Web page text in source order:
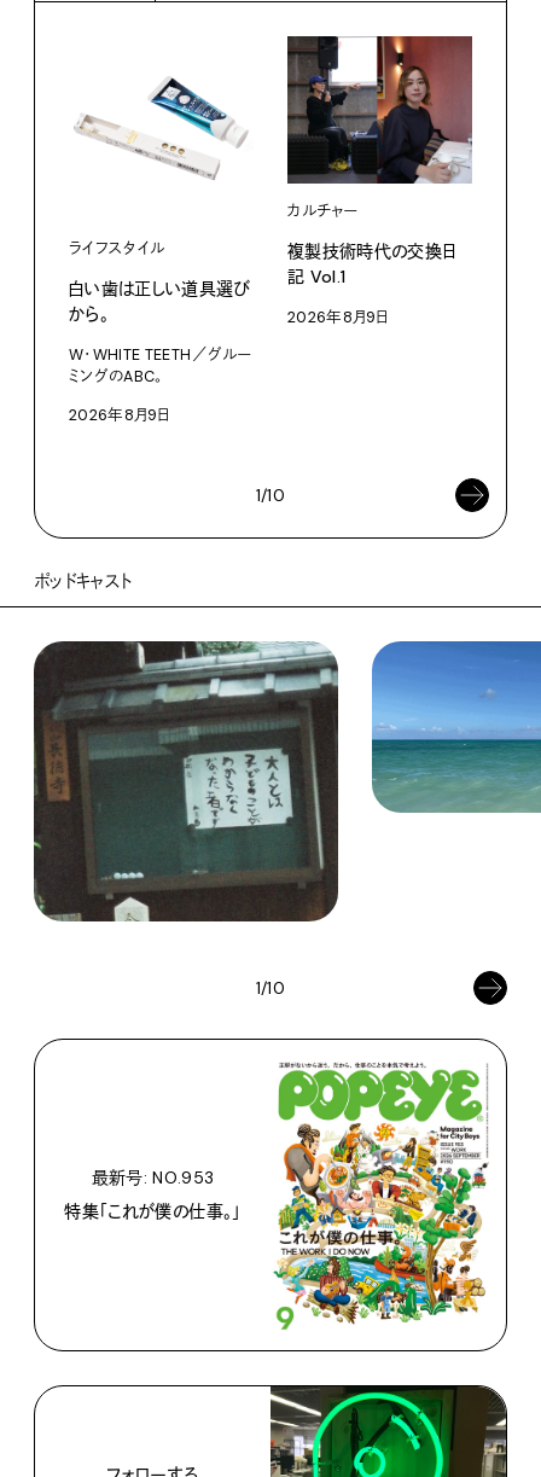
ライフスタイル
白い歯は正しい道具選び
から。
W・WHITE TEETH／グルー
ミングのABC。
2026年8月9日
カルチャー
複製技術時代の交換日
記 Vol.1
2026年8月9日
1/10
ポッドキャスト
1/10
最新号: NO.953
特集「これが僕の仕事。」